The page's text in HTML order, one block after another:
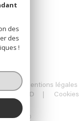
Mentions légales
RGPD Cookies
des
des
!